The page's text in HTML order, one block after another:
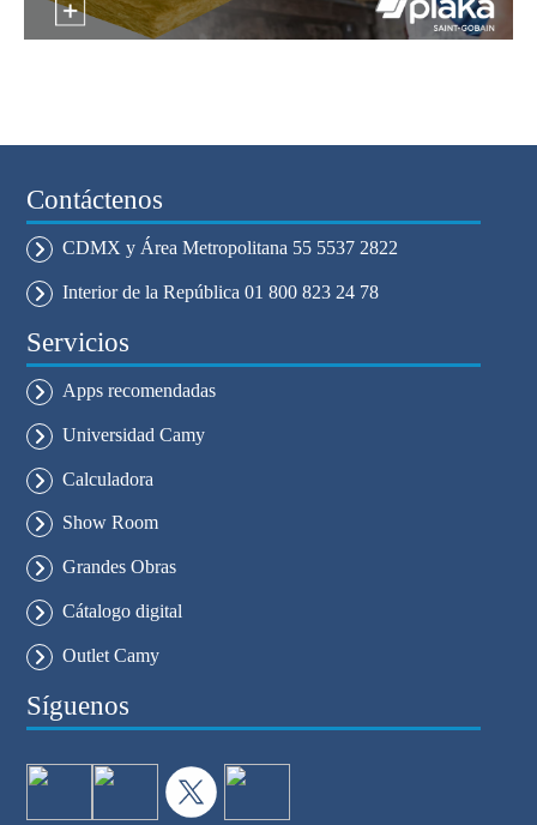
Contáctenos
CDMX y Área Metropolitana 55 5537 2822
Interior de la República 01 800 823 24 78
Servicios
Apps recomendadas
Universidad Camy
Calculadora
Show Room
Grandes Obras
Cátalogo digital
Outlet Camy
Síguenos